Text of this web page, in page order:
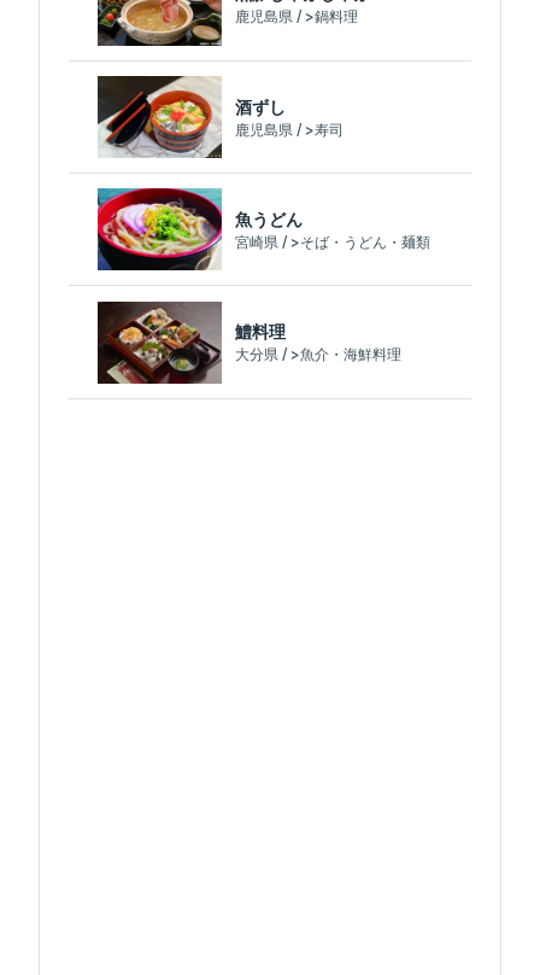
鹿児島県 / >鍋料理
酒ずし
鹿児島県 / >寿司
魚うどん
宮崎県 / >そば・うどん・麺類
鱧料理
大分県 / >魚介・海鮮料理